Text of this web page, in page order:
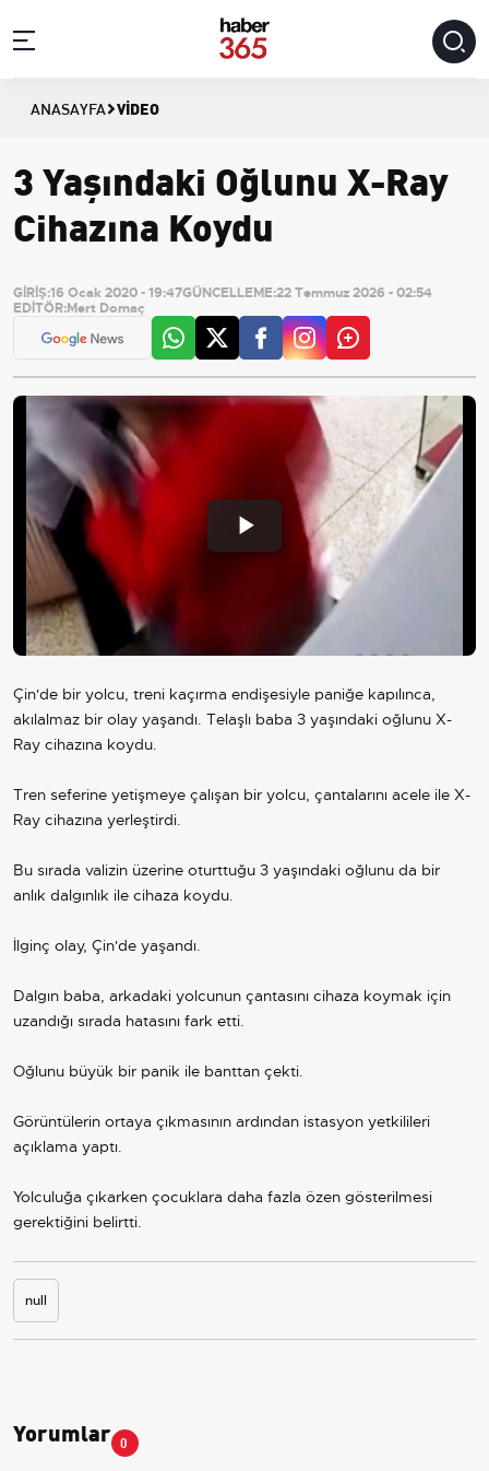
ANASAYFA VIDEO
3 Yaşındaki Oğlunu X-Ray
Cihazına Koydu
GİRİŞ:16 Ocak 2020 - 19:47GÜNCELLEME:22 Temmuz 2026 - 02:54
EDİTÖR:Mert Domaç
Play
Video
Çin'de bir yolcu, treni kaçırma endişesiyle paniğe kapılınca,
akılalmaz bir olay yaşandı. Telaşlı baba 3 yaşındaki oğlunu X-
Ray cihazına koydu.
Tren seferine yetişmeye çalışan bir yolcu, çantalarını acele ile X-
Ray cihazına yerleştirdi.
Bu sırada valizin üzerine oturttuğu 3 yaşındaki oğlunu da bir
anlık dalgınlık ile cihaza koydu.
İlginç olay, Çin'de yaşandı.
Dalgın baba, arkadaki yolcunun çantasını cihaza koymak için
uzandığı sırada hatasını fark etti.
Oğlunu büyük bir panik ile banttan çekti.
Görüntülerin ortaya çıkmasının ardından istasyon yetkilileri
açıklama yaptı.
Yolculuğa çıkarken çocuklara daha fazla özen gösterilmesi
gerektiğini belirtti.
null
Yorumlar 0